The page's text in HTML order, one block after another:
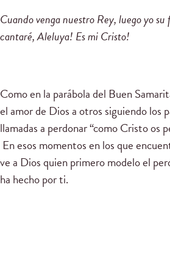
Cuando venga nuestro Rey, luego yo su
cantaré, Aleluya! Es mi Cristo!
Como en la paráboladel Buen
el amor de Dios a otros siguiendo los
llamadas a perdonar “como Cristo os
En esos momentos en los que
ve a Dios quien primero modelo el
ha hecho por ti.